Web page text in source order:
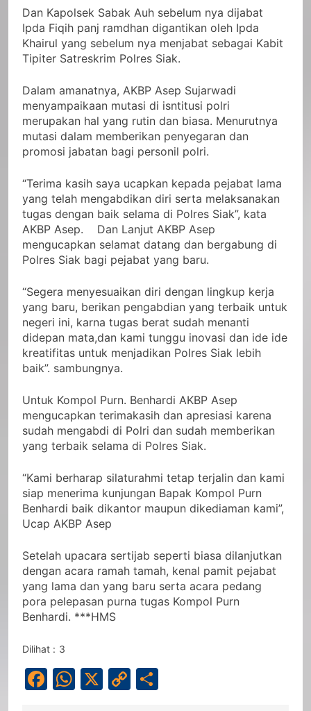
Dan Kapolsek Sabak Auh sebelum nya dijabat
Ipda Fiqih panj ramdhan digantikan oleh Ipda
Khairul yang sebelum nya menjabat sebagai Kabit
Tipiter Satreskrim Polres Siak.
Dalam amanatnya, AKBP Asep Sujarwadi
menyampaikaan mutasi di isntitusi polri
merupakan hal yang rutin dan biasa. Menurutnya
mutasi dalam memberikan penyegaran dan
promosi jabatan bagi personil polri.
“Terima kasih saya ucapkan kepada pejabat lama
yang telah mengabdikan diri serta melaksanakan
tugas dengan baik selama di Polres Siak”, kata
AKBP Asep. Dan Lanjut AKBP Asep
mengucapkan selamat datang dan bergabung di
Polres Siak bagi pejabat yang baru.
“Segera menyesuaikan diri dengan lingkup kerja
yang baru, berikan pengabdian yang terbaik untuk
negeri ini, karna tugas berat sudah menanti
didepan mata,dan kami tunggu inovasi dan ide ide
kreatifitas untuk menjadikan Polres Siak lebih
baik”. sambungnya.
Untuk Kompol Purn. Benhardi AKBP Asep
mengucapkan terimakasih dan apresiasi karena
sudah mengabdi di Polri dan sudah memberikan
yang terbaik selama di Polres Siak.
“Kami berharap silaturahmi tetap terjalin dan kami
siap menerima kunjungan Bapak Kompol Purn
Benhardi baik dikantor maupun dikediaman kami”,
Ucap AKBP Asep
Setelah upacara sertijab seperti biasa dilanjutkan
dengan acara ramah tamah, kenal pamit pejabat
yang lama dan yang baru serta acara pedang
pora pelepasan purna tugas Kompol Purn
Benhardi. ***HMS
Dilihat : 3
Facebook
WhatsApp
X
Copy